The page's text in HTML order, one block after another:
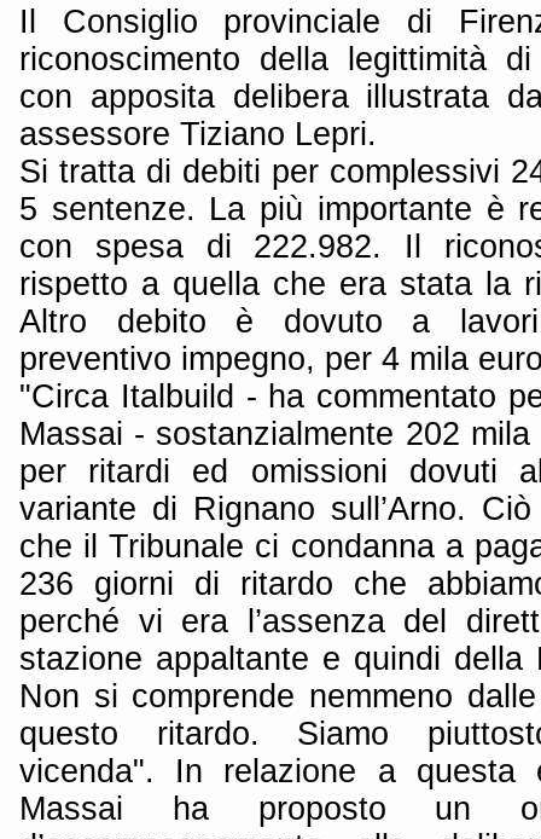
Il Consiglio provinciale di
riconoscimento della legittimità
con apposita delibera illustrata
assessore Tiziano Lepri.
Si tratta di debiti per complessivi
5 sentenze. La più importante è
con spesa di 222.982. Il
rispetto a quella che era stata la
Altro debito è dovuto a
preventivo impegno, per 4 mila
"Circa Italbuild - ha commentato
Massai - sostanzialmente 202
per ritardi ed omissioni dovuti
variante di Rignano sull’Arno.
che il Tribunale ci condanna a
236 giorni di ritardo che
perché vi era l’assenza del
stazione appaltante e quindi della
Non si comprende nemmeno
questo ritardo. Siamo
vicenda". In relazione a questa
Massai ha proposto un